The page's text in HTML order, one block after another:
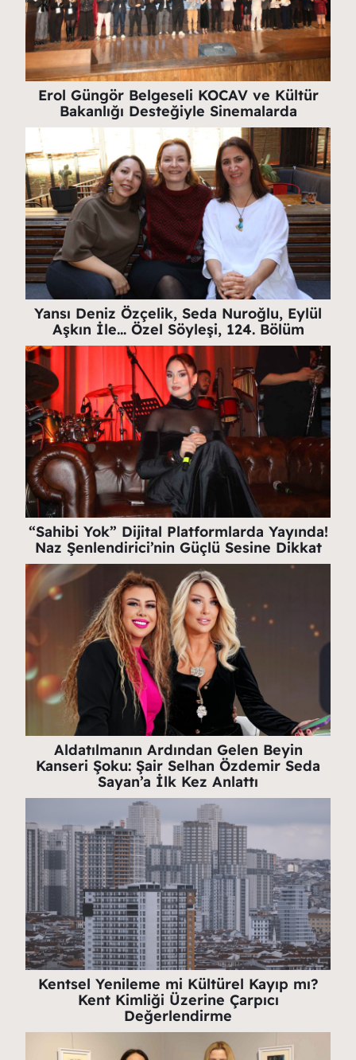
Erol Güngör Belgeseli KOCAV ve Kültür
Bakanlığı Desteğiyle Sinemalarda
Yansı Deniz Özçelik, Seda Nuroğlu, Eylül
Aşkın İle… Özel Söyleşi, 124. Bölüm
“Sahibi Yok” Dijital Platformlarda Yayında!
Naz Şenlendirici’nin Güçlü Sesine Dikkat
Aldatılmanın Ardından Gelen Beyin
Kanseri Şoku: Şair Selhan Özdemir Seda
Sayan’a İlk Kez Anlattı
Kentsel Yenileme mi Kültürel Kayıp mı?
Kent Kimliği Üzerine Çarpıcı
Değerlendirme